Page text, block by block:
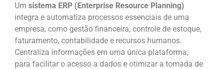
Um sistema ERP (Enterprise Resource Planning)
integra e automatiza processos essenciais de uma
empresa, como gestão financeira, controle de estoque,
faturamento, contabilidade e recursos humanos.
Centraliza informações em uma única plataforma,
para facilitar o acesso a dados e otimizar a tomada de